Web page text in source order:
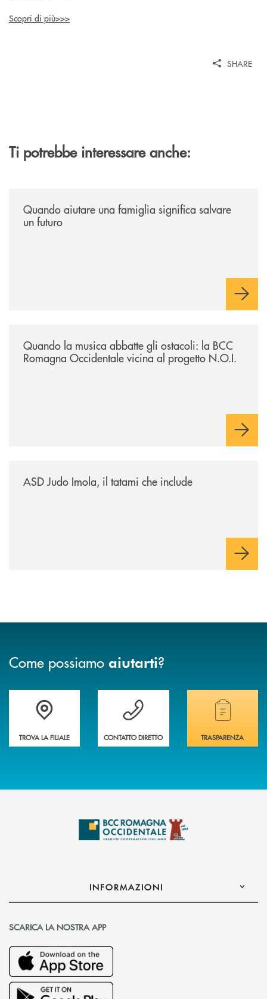
Scopri di più>>>
SHARE
Ti potrebbe interessare anche:
Quando aiutare una famiglia significa salvare
un futuro
Quando la musica abbatte gli ostacoli: la BCC
Romagna Occidentale vicina al progetto N.O.I.
ASD Judo Imola, il tatami che include
Come possiamo aiutarti?
Accedi all' elenco completo delle filiali della banca.
TROVA LA FILIALE
Hai bisogno di assistenza immediata?
CONTATTO DIRETTO
Hai bisogno di
TRASPARENZA
INFORMAZIONI
SCARICA LA NOSTRA APP